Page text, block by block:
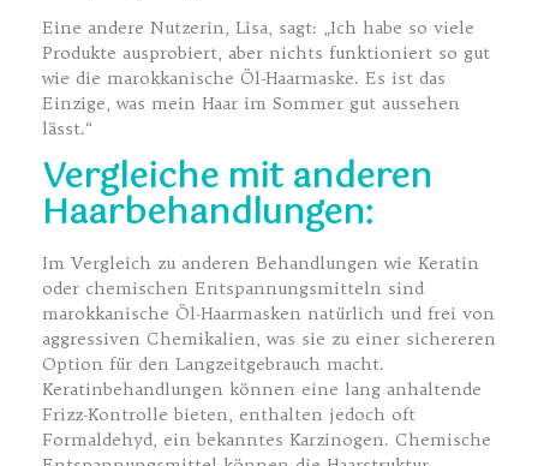
Eine andere Nutzerin, Lisa, sagt: „Ich habe so viele
Produkte ausprobiert, aber nichts funktioniert so gut
wie die marokkanische Öl-Haarmaske. Es ist das
Einzige, was mein Haar im Sommer gut aussehen
lässt.“
Vergleiche mit anderen
Haarbehandlungen:
Im Vergleich zu anderen Behandlungen wie Keratin
oder chemischen Entspannungsmitteln sind
marokkanische Öl-Haarmasken natürlich und frei von
aggressiven Chemikalien, was sie zu einer sichereren
Option für den Langzeitgebrauch macht.
Keratinbehandlungen können eine lang anhaltende
Frizz-Kontrolle bieten, enthalten jedoch oft
Formaldehyd, ein bekanntes Karzinogen. Chemische